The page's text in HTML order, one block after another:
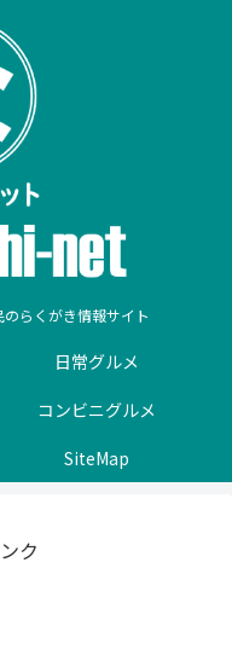
らくがき情報サイト
日常グルメ
コンビニグルメ
SiteMap
ク